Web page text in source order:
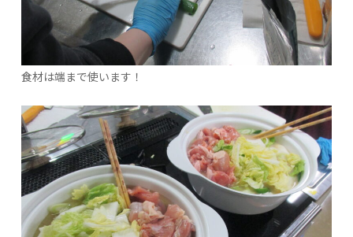
食材は端まで使います！